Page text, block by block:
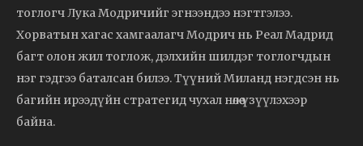
тоглогч Лука Модричийг эгнээндээ нэгтгэлээ.
Хорватын хагас хамгаалагч Модрич нь Реал Мадрид
багт олон жил тоглож, дэлхийн шилдэг тоглогчдын
нэг гэдгээ баталсан билээ. Түүний Миланд нэгдсэн нь
багийн ирээдүйн стратегид чухал нөлөө үзүүлэхээр
байна.